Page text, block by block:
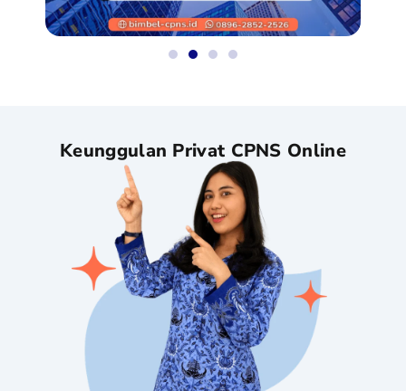
Keunggulan Privat CPNS Online